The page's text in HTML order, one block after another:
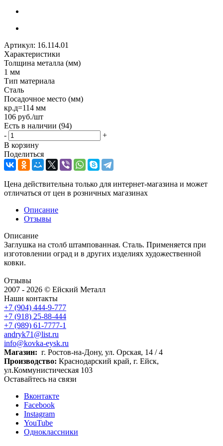
Артикул: 16.114.01
Характеристики
Толщина металла (мм)
1 мм
Тип материала
Сталь
Посадочное место (мм)
кр.д=114 мм
106 руб./шт
Есть в наличии (94)
-
+
В корзину
Поделиться
Цена действительна только для интернет-магазина и может
отличаться от цен в розничных магазинах
Описание
Отзывы
Описание
Заглушка на столб штампованная. Сталь. Применяется при
изготовлении оград и в других изделиях художественной
ковки.
Отзывы
2007 - 2026 © Ейский Металл
Наши контакты
+7 (904) 444-9-777
+7 (918) 25-88-444
+7 (989) 61-7777-1
andryk71@list.ru
info@kovka-eysk.ru
Магазин: г. Ростов-на-Дону, ул. Орская, 14 / 4
Производство: Краснодарский край, г. Ейск,
ул.Коммунистическая 103
Оставайтесь на связи
Вконтакте
Facebook
Instagram
YouTube
Одноклассники